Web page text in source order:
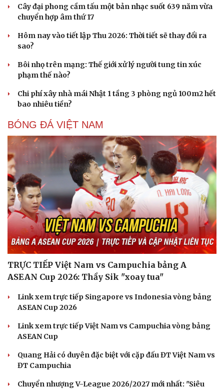
Phòng mạch online
Ăn sạch sống khỏe
Cây đại phong cầm tấu một bản nhạc suốt 639 năm vừa
chuyển hợp âm thứ 17
Hôm nay vào tiết lập Thu 2026: Thời tiết sẽ thay đổi ra
sao?
Bôi nhọ trên mạng: Thế giới xử lý người tung tin xúc
phạm thế nào?
Chi phí xây nhà mái Nhật 1 tầng 3 phòng ngủ 100m2 hết
bao nhiêu tiền?
BÓNG ĐÁ VIỆT NAM
TRỰC TIẾP Việt Nam vs Campuchia bảng A
ASEAN Cup 2026: Thầy Sik "xoay tua"
Link xem trực tiếp Singapore vs Indonesia vòng bảng
ASEAN Cup 2026
Link xem trực tiếp Việt Nam vs Campuchia vòng bảng
ASEAN Cup
Quang Hải có duyên đặc biệt với cặp đấu ĐT Việt Nam vs
ĐT Campuchia
Chuyển nhượng V-League 2026/2027 mới nhất: "Siêu